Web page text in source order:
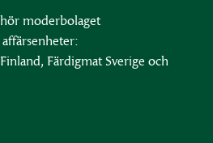
moderbolaget
Färdigmat Sverige och